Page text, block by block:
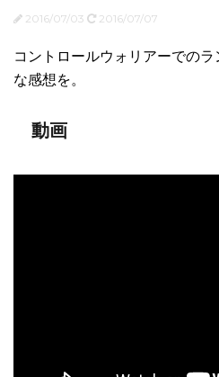
2016/07/03 2016/07/07
コントロールウォリアーでの
な感想を。
動画